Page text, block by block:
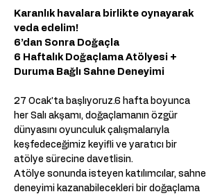
Karanlık havalara birlikte oynayarak
veda edelim!
6’dan Sonra Doğaçla
6 Haftalık Doğaçlama Atölyesi +
Duruma Bağlı Sahne Deneyimi
27 Ocak’ta başlıyoruz.6 hafta boyunca
her Salı akşamı, doğaçlamanın özgür
dünyasını oyunculuk çalışmalarıyla
keşfedeceğimiz keyifli ve yaratıcı bir
atölye sürecine davetlisin.
Atölye sonunda isteyen katılımcılar, sahne
deneyimi kazanabilecekleri bir doğaçlama